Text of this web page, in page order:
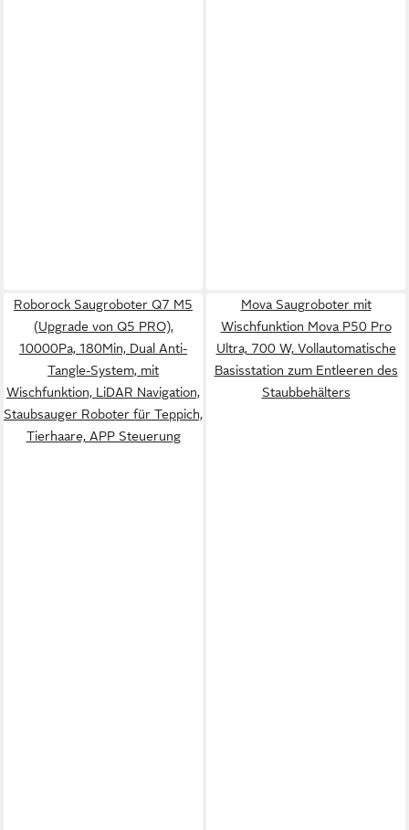
Roborock Saugroboter Q7 M5
(Upgrade von Q5 PRO),
10000Pa, 180Min, Dual Anti-
Tangle-System, mit
Wischfunktion, LiDAR Navigation,
Staubsauger Roboter für Teppich,
Tierhaare, APP Steuerung
Mova Saugroboter mit
Wischfunktion Mova P50 Pro
Ultra, 700 W, Vollautomatische
Basisstation zum Entleeren des
Staubbehälters